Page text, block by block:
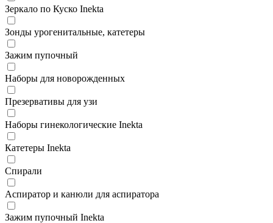
Зеркало по Куско Inekta
Зонды урогенитальные, катетеры
Зажим пупочный
Наборы для новорожденных
Презервативы для узи
Наборы гинекологические Inekta
Катетеры Inekta
Спирали
Аспиратор и канюли для аспиратора
Зажим пупочный Inekta